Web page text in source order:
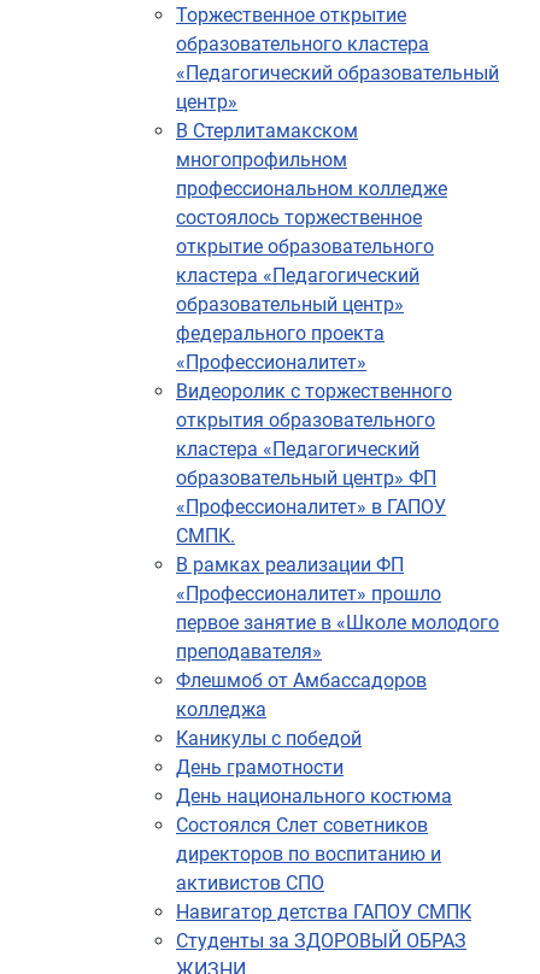
Торжественное открытие
образовательного кластера
«Педагогический образовательный
центр»
В Стерлитамакском
многопрофильном
профессиональном колледже
состоялось торжественное
открытие образовательного
кластера «Педагогический
образовательный центр»
федерального проекта
«Профессионалитет»
Видеоролик с торжественного
открытия образовательного
кластера «Педагогический
образовательный центр» ФП
«Профессионалитет» в ГАПОУ
СМПК.
В рамках реализации ФП
«Профессионалитет» прошло
первое занятие в «Школе молодого
преподавателя»
Флешмоб от Амбассадоров
колледжа
Каникулы с победой
День грамотности
День национального костюма
Состоялся Слет советников
директоров по воспитанию и
активистов СПО
Навигатор детства ГАПОУ СМПК
Студенты за ЗДОРОВЫЙ ОБРАЗ